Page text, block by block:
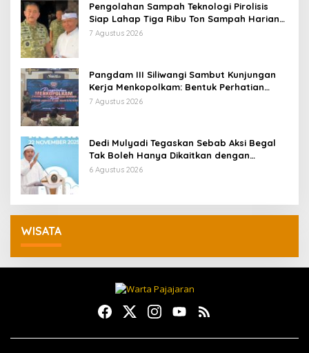
Pengolahan Sampah Teknologi Pirolisis
Siap Lahap Tiga Ribu Ton Sampah Harian
Jawa Barat
7 Agustus 2026
Pangdam III Siliwangi Sambut Kunjungan
Kerja Menkopolkam: Bentuk Perhatian
Pemerintah
7 Agustus 2026
Dedi Mulyadi Tegaskan Sebab Aksi Begal
Tak Boleh Hanya Dikaitkan dengan
Ekonomi
6 Agustus 2026
WISATA